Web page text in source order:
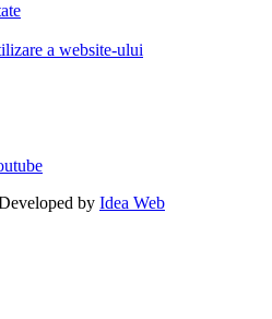
a website-ului
by Idea Web